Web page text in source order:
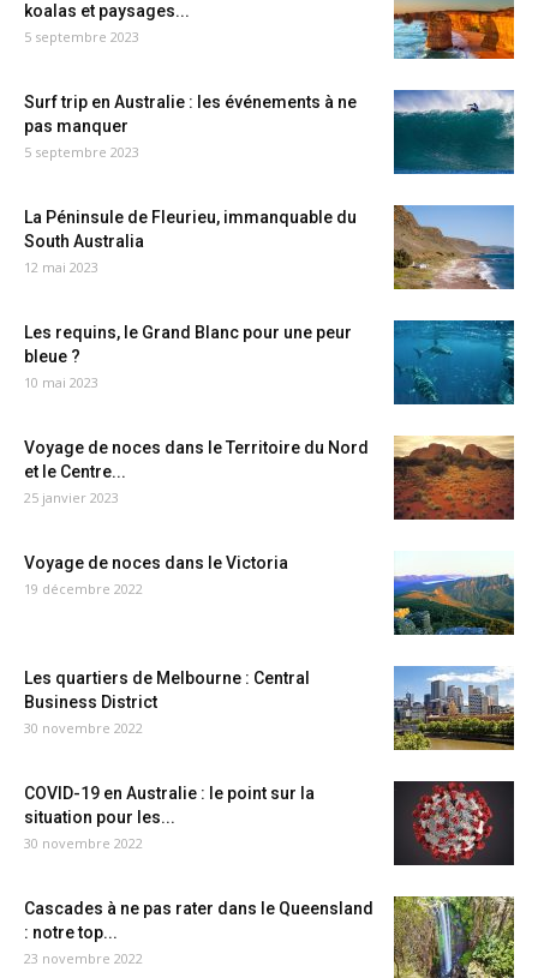
koalas et paysages...
5 septembre 2023
Surf trip en Australie : les événements à ne
pas manquer
5 septembre 2023
La Péninsule de Fleurieu, immanquable du
South Australia
12 mai 2023
Les requins, le Grand Blanc pour une peur
bleue ?
10 mai 2023
Voyage de noces dans le Territoire du Nord
et le Centre...
25 janvier 2023
Voyage de noces dans le Victoria
19 décembre 2022
Les quartiers de Melbourne : Central
Business District
30 novembre 2022
COVID-19 en Australie : le point sur la
situation pour les...
30 novembre 2022
Cascades à ne pas rater dans le Queensland
: notre top...
23 novembre 2022